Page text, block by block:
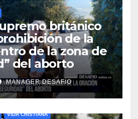
británico
de la
de la zona de
del aborto
MANAGER.DESAFIO
VIDA CRISTIANA